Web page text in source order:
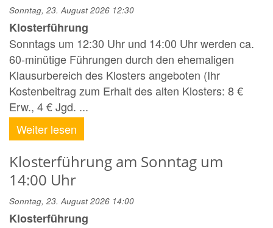
Sonntag, 23. August 2026 12:30
Klosterführung
Sonntags um 12:30 Uhr und 14:00 Uhr werden ca.
60-minütige Führungen durch den ehemaligen
Klausurbereich des Klosters angeboten (Ihr
Kostenbeitrag zum Erhalt des alten Klosters: 8 €
Erw., 4 € Jgd. ...
Weiter lesen
Klosterführung am Sonntag um
14:00 Uhr
Sonntag, 23. August 2026 14:00
Klosterführung